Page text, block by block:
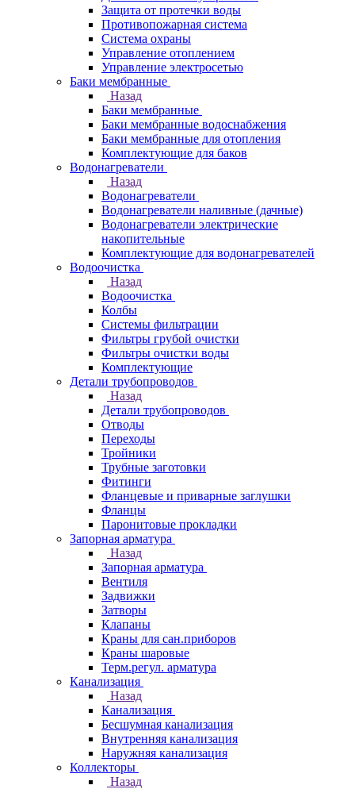
Защита от протечки воды
Противопожарная система
Система охраны
Управление отоплением
Управление электросетью
Баки мембранные
Назад
Баки мембранные
Баки мембранные водоснабжения
Баки мембранные для отопления
Комплектующие для баков
Водонагреватели
Назад
Водонагреватели
Водонагреватели наливные (дачные)
Водонагреватели электрические
накопительные
Комплектующие для водонагревателей
Водоочистка
Назад
Водоочистка
Колбы
Системы фильтрации
Фильтры грубой очистки
Фильтры очистки воды
Комплектующие
Детали трубопроводов
Назад
Детали трубопроводов
Отводы
Переходы
Тройники
Трубные заготовки
Фитинги
Фланцевые и приварные заглушки
Фланцы
Паронитовые прокладки
Запорная арматура
Назад
Запорная арматура
Вентиля
Задвижки
Затворы
Клапаны
Краны для сан.приборов
Краны шаровые
Терм.регул. арматура
Канализация
Назад
Канализация
Бесшумная канализация
Внутренняя канализация
Наружняя канализация
Коллекторы
Назад